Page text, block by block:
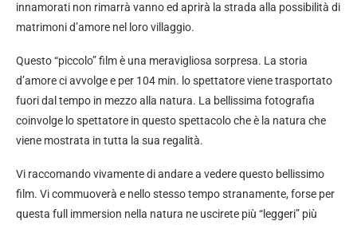
innamorati non rimarrà vanno ed aprirà la strada alla possibilità di
matrimoni d’amore nel loro villaggio.
Questo “piccolo” film è una meravigliosa sorpresa. La storia
d’amore ci avvolge e per 104 min. lo spettatore viene trasportato
fuori dal tempo in mezzo alla natura. La bellissima fotografia
coinvolge lo spettatore in questo spettacolo che è la natura che
viene mostrata in tutta la sua regalità.
Vi raccomando vivamente di andare a vedere questo bellissimo
film. Vi commuoverà e nello stesso tempo stranamente, forse per
questa full immersion nella natura ne uscirete più “leggeri” più